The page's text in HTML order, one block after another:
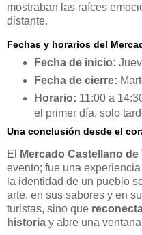
mostraban las raíces
distante.
Fechas y horarios del
Fecha de inicio:
Fecha de cierre:
Horario: 11:00 a
el primer día, solo
Una conclusión desde el
El Mercado Castellano de
evento; fue una
la identidad de un pueblo
arte, en sus sabores y en
turistas, sino que
historia y abre una